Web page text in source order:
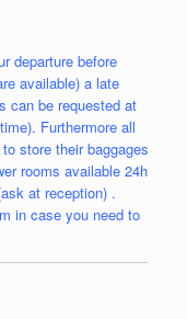
departure before
available) a late
can be requested at
Furthermore all
store their baggages
rooms available 24h
at reception) .
in case you need to